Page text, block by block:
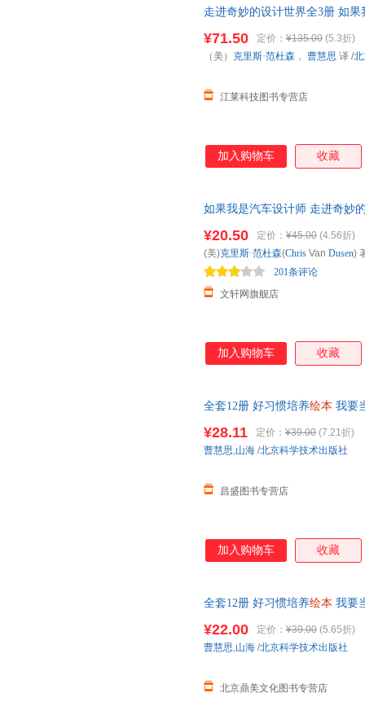
走进奇妙的设计世界全3册 如
¥71.50 定价： ¥135.00 (5.3折)
江莱科技图书专营店
（美） 克里斯·范杜森 ， 曹慧思 译 /
加入购物车 收藏
如果我是汽车设计师 走进奇妙
近发货，85%城市次日达，团
¥20.50 定价： ¥45.00 (4.56折)
文轩网旗舰店
201条评论
(美)克里斯·范杜森(Chris Van Dusen)
加入购物车 收藏
全套12册 好习惯培养绘本 我要
¥28.11 定价： ¥39.00 (7.21折)
昌盛图书专营店
曹慧思,山海 /北京科学技术出版社
加入购物车 收藏
全套12册 好习惯培养绘本 我要
¥22.00 定价： ¥39.00 (5.65折)
北京鼎美文化图书专营店
曹慧思,山海 /北京科学技术出版社